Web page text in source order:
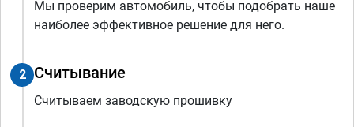
Мы проверим автомобиль, чтобы подобрать наше
наиболее эффективное решение для него.
2 Считывание
Считываем заводскую прошивку